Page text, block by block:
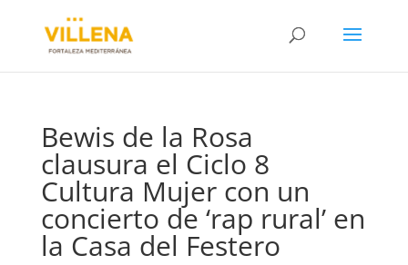
Bewis de la Rosa
clausura el Ciclo 8
Cultura Mujer con un
concierto de ‘rap rural’ en
la Casa del Festero